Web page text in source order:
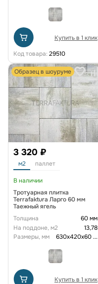
Купить в 1 клик
Код товара: 29510
Образец в шоуруме
3 320 ₽
м2 паллет
В наличии
Тротуарная плитка
Terrafaktura Ларго 60 мм
Таежный ягель
Толщина
60 мм
На поддоне, м2
13,78
Размеры, мм
630х420х60...
Купить в 1 клик